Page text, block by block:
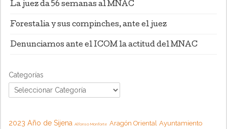
La juez da 56 semanas al MNAC
Forestalia y sus compinches, ante el juez
Denunciamos ante el ICOM la actitud del MNAC
Categorías
2023 Año de Sijena Alfonso Monforte Aragón Oriental Ayuntamiento